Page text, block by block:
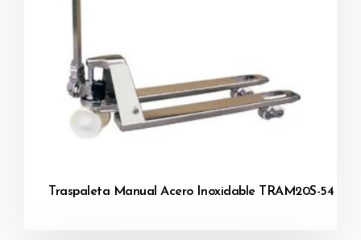
Traspaleta Manual Acero Inoxidable TRAM20S-54 /